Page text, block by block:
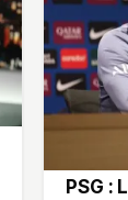
PSG :